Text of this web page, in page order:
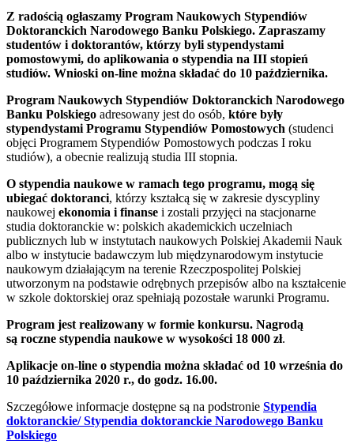
Z radością ogłaszamy Program Naukowych Stypendiów
Doktoranckich Narodowego Banku Polskiego. Zapraszamy
studentów i doktorantów, którzy byli stypendystami
pomostowymi, do aplikowania o stypendia na III stopień
studiów. Wnioski on-line można składać do 10 października.
Program Naukowych Stypendiów Doktoranckich Narodowego
Banku Polskiego adresowany jest do osób, które były
stypendystami Programu Stypendiów Pomostowych (studenci
objęci Programem Stypendiów Pomostowych podczas I roku
studiów), a obecnie realizują studia III stopnia.
O stypendia naukowe w ramach tego programu, mogą się
ubiegać doktoranci, którzy kształcą się w zakresie dyscypliny
naukowej ekonomia i finanse i zostali przyjęci na stacjonarne
studia doktoranckie w: polskich akademickich uczelniach
publicznych lub w instytutach naukowych Polskiej Akademii Nauk
albo w instytucie badawczym lub międzynarodowym instytucie
naukowym działającym na terenie Rzeczpospolitej Polskiej
utworzonym na podstawie odrębnych przepisów albo na kształcenie
w szkole doktorskiej oraz spełniają pozostałe warunki Programu.
Program jest realizowany w formie konkursu. Nagrodą
są roczne stypendia naukowe w wysokości 18 000 zł.
Aplikacje on-line o stypendia można składać od 10 września do
10 października 2020 r., do godz. 16.00.
Szczegółowe informacje dostępne są na podstronie Stypendia
doktoranckie/ Stypendia doktoranckie Narodowego Banku
Polskiego